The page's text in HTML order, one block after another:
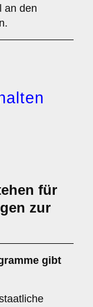
an den
für
zur
gibt